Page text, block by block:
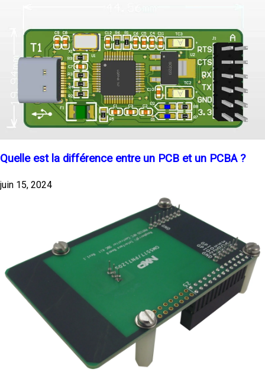
Quelle est la différence entre un PCB et un PCBA ?
juin 15, 2024